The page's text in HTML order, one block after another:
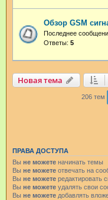
Обзор GSM
Последнее
Ответы: 5
Новая тема
206 тем
ПРАВА ДОСТУПА
Вы не можете начинать темы
Вы не можете отвечать на
Вы не можете редактировать
Вы не можете удалять свои
Вы не можете добавлять